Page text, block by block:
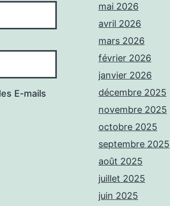
E-mails
mai 2026
avril 2026
mars 2026
février 2026
janvier 2026
décembre 2025
novembre 2025
octobre 2025
septembre 2025
août 2025
juillet 2025
juin 2025